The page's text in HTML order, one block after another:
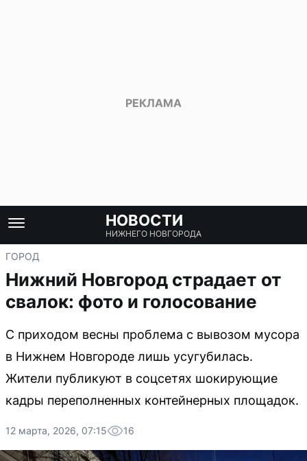
НОВОСТИ
НИЖНЕГО НОВГОРОДА
ГОРОД
Нижний Новгород страдает от
свалок: фото и голосование
С приходом весны проблема с вывозом мусора
в Нижнем Новгороде лишь усугубилась.
Жители публикуют в соцсетях шокирующие
кадры переполненных контейнерных площадок.
12 марта, 2026, 07:15 16